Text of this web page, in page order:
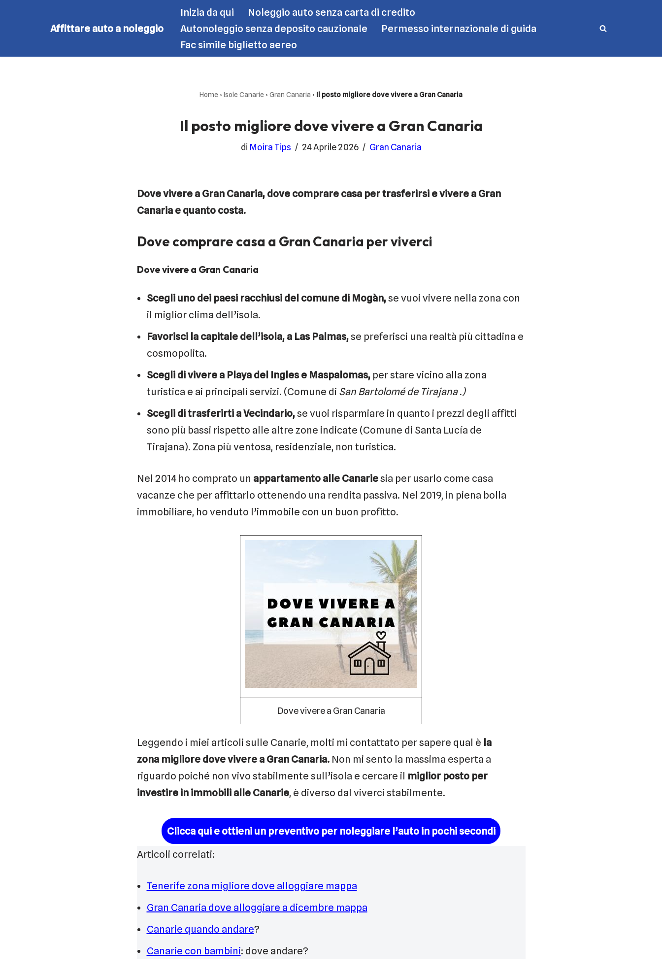
Affittare auto a noleggio
Inizia da qui
Noleggio auto senza carta di credito
Autonoleggio senza deposito cauzionale
Permesso internazionale di guida
Fac simile biglietto aereo
Home › Isole Canarie › Gran Canaria › Il posto migliore dove vivere a Gran Canaria
Il posto migliore dove vivere a Gran Canaria
di Moira Tips 24 Aprile 2026 Gran Canaria
Dove vivere a Gran Canaria, dove comprare casa per trasferirsi e vivere a Gran
Canaria e quanto costa.
Dove comprare casa a Gran Canaria per viverci
Dove vivere a Gran Canaria
Scegli uno dei paesi racchiusi del comune di Mogàn,se vuoi vivere nella zona con
il miglior clima dell’isola.
Favorisci la capitale dell’isola, a Las Palmas,se preferisci una realtà più cittadina e
cosmopolita.
Scegli di vivere a Playa del Ingles e Maspalomas,per stare vicino alla zona
turistica e ai principali servizi. (Comune di San Bartolomé de Tirajana .)
Scegli di trasferirti a Vecindario,se vuoi risparmiare in quanto i prezzi degli affitti
sono più bassi rispetto alle altre zone indicate (Comune di Santa Lucía de
Tirajana). Zona più ventosa, residenziale, non turistica.
Nel 2014 ho comprato un appartamento alle Canariesia per usarlo come casa
vacanze che per affittarlo ottenendo una rendita passiva. Nel 2019, in piena bolla
immobiliare, ho venduto l’immobile con un buon profitto.
Dove vivere a Gran Canaria
Leggendo i miei articoli sulle Canarie, molti mi contattato per sapere qual è la
zona migliore dove vivere a Gran Canaria.Non mi sento la massima esperta a
riguardo poiché non vivo stabilmente sull’isola e cercare il miglior posto per
investire in immobili alle Canarie, è diverso dal viverci stabilmente.
Clicca qui e ottieni un preventivo per noleggiare l’auto in pochi secondi
Articoli correlati:
Tenerife zona migliore dove alloggiare mappa
Gran Canaria dove alloggiare a dicembre mappa
Canarie quando andare?
Canarie con bambini: dove andare?